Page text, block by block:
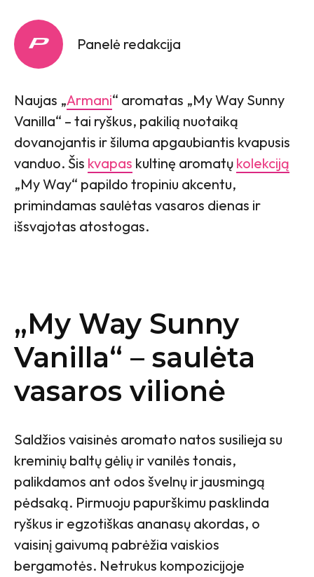
Panelė redakcija
Naujas „Armani“ aromatas „My Way Sunny
Vanilla“ – tai ryškus, pakilią nuotaiką
dovanojantis ir šiluma apgaubiantis kvapusis
vanduo. Šis kvapas kultinę aromatų kolekciją
„My Way“ papildo tropiniu akcentu,
primindamas saulėtas vasaros dienas ir
išsvajotas atostogas.
„My Way Sunny
Vanilla“ – saulėta
vasaros vilionė
Saldžios vaisinės aromato natos susilieja su
kreminių baltų gėlių ir vanilės tonais,
palikdamos ant odos švelnų ir jausmingą
pėdsaką. Pirmuoju papurškimu pasklinda
ryškus ir egzotiškas ananasų akordas, o
vaisinį gaivumą pabrėžia vaiskios
bergamotės. Netrukus kompozicijoje